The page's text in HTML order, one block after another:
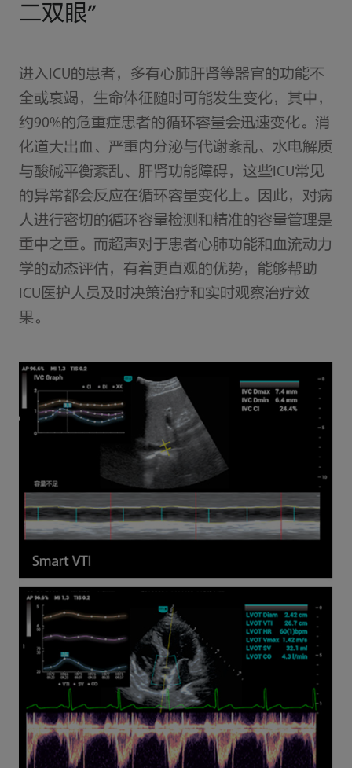
二双眼”
进入ICU的患者，多有心肺肝肾等器官的功能不
全或衰竭，生命体征随时可能发生变化，其中，
约90%的危重症患者的循环容量会迅速变化。消
化道大出血、严重内分泌与代谢紊乱、水电解质
与酸碱平衡紊乱、肝肾功能障碍，这些ICU常见
的异常都会反应在循环容量变化上。因此，对病
人进行密切的循环容量检测和精准的容量管理是
重中之重。而超声对于患者心肺功能和血流动力
学的动态评估，有着更直观的优势，能够帮助
ICU医护人员及时决策治疗和实时观察治疗效
果。